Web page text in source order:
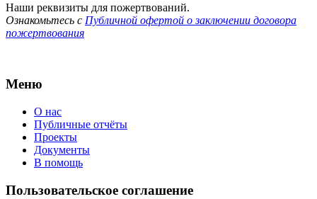
Наши реквизиты для пожертвований.
Ознакомьтесь с Публичной офертой о заключении договора
пожертвования
Меню
О нас
Публичные отчёты
Проекты
Документы
В помощь
Пользовательское соглашение